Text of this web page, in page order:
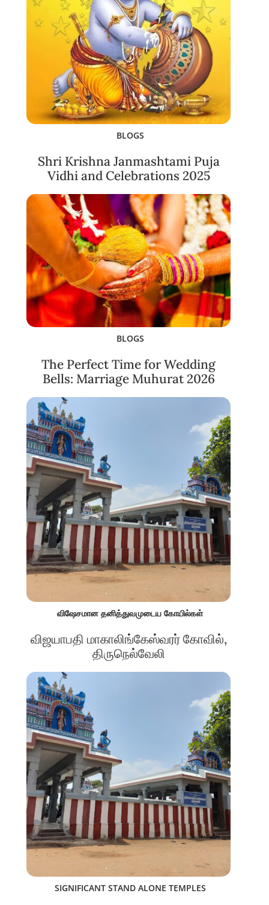
BLOGS
Shri Krishna Janmashtami Puja
Vidhi and Celebrations 2025
BLOGS
The Perfect Time for Wedding
Bells: Marriage Muhurat 2026
விஷேசமான தனித்துவமுடைய கோயில்கள்
விஜயாபதி மாகாலிங்கேஸ்வரர் கோவில்,
திருநெல்வேலி
SIGNIFICANT STAND ALONE TEMPLES